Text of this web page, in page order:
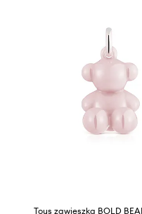
Tous zawieszka BOLD